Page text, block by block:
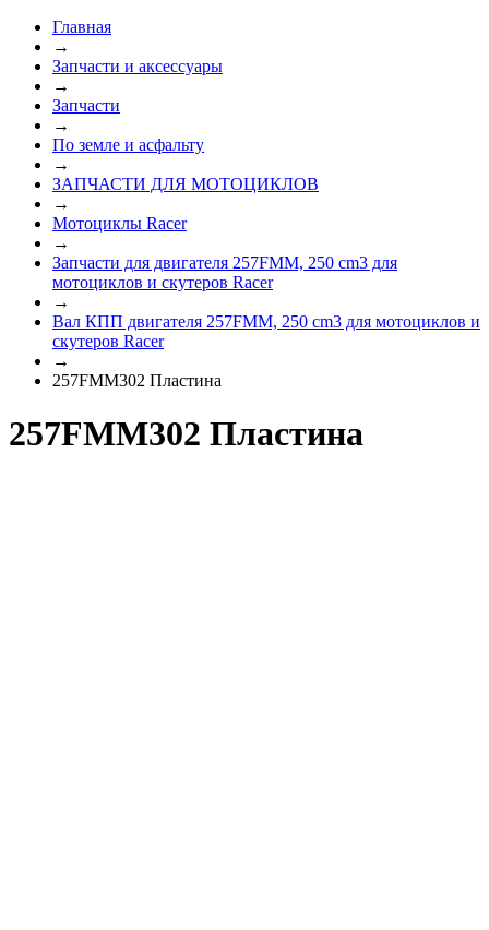
Главная
→
Запчасти и аксессуары
→
Запчасти
→
По земле и асфальту
→
ЗАПЧАСТИ ДЛЯ МОТОЦИКЛОВ
→
Мотоциклы Racer
→
Запчасти для двигателя 257FMM, 250 cm3 для
мотоциклов и скутеров Racer
→
Вал КПП двигателя 257FMM, 250 cm3 для мотоциклов и
скутеров Racer
→
257FMM302 Пластина
257FMM302 Пластина